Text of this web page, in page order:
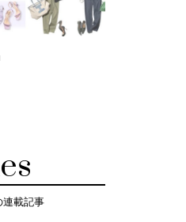
載記事